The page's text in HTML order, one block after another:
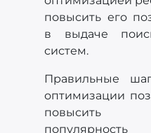
повысить его
в выдаче
систем.
Правильные
оптимизации
повысить
популярность